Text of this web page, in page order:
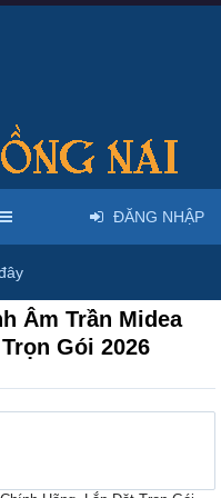
tử, điện lạnh
Âm Trần Midea
Gói 2026
ĐĂNG NHẬP